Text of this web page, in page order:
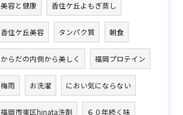
美容と健康 香住ケ丘よもぎ蒸し
香住ケ丘美容 タンパク質 朝食
からだの内側から美しく 福岡プロテイン
梅雨 お洗濯 におい気にならない
福岡市東区hinata洗剤 ６０年続く味